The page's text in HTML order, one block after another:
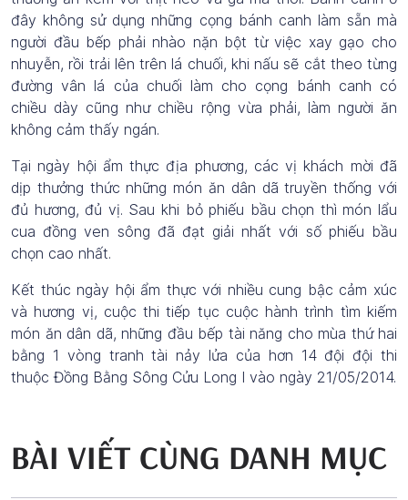
đây không sử dụng những cọng bánh canh làm sẵn mà
người đầu bếp phải nhào nặn bột từ việc xay gạo cho
nhuyễn, rồi trải lên trên lá chuối, khi nấu sẽ cắt theo từng
đường vân lá của chuối làm cho cọng bánh canh có
chiều dày cũng như chiều rộng vừa phải, làm người ăn
không cảm thấy ngán.
Tại ngày hội ẩm thực địa phương, các vị khách mời đã
dịp thưởng thức những món ăn dân dã truyền thống với
đủ hương, đủ vị. Sau khi bỏ phiếu bầu chọn thì món lẩu
cua đồng ven sông đã đạt giải nhất với số phiếu bầu
chọn cao nhất.
Kết thúc ngày hội ẩm thực với nhiều cung bậc cảm xúc
và hương vị, cuộc thi tiếp tục cuộc hành trình tìm kiếm
món ăn dân dã, những đầu bếp tài năng cho mùa thứ hai
bằng 1 vòng tranh tài nảy lửa của hơn 14 đội đội thi
thuộc Đồng Bằng Sông Cửu Long I vào ngày 21/05/2014.
BÀI VIẾT CÙNG DANH MỤC